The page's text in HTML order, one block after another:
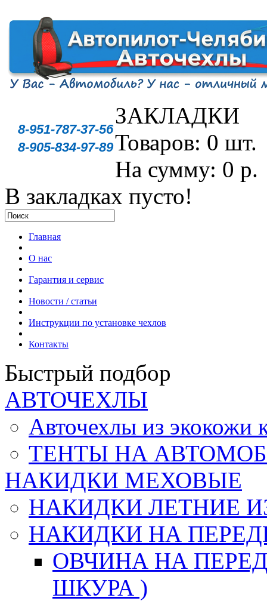
8-951-787-37-56
8-905-834-97-89
ЗАКЛАДКИ
Товаров: 0 шт.
На сумму: 0 р.
В закладках пусто!
Главная
О нас
Гарантия и сервис
Новости / статьи
Инструкции по установке чехлов
Контакты
Быстрый подбор
АВТОЧЕХЛЫ
Авточехлы из
ТЕНТЫ НА
НАКИДКИ МЕХОВЫЕ
НАКИДКИ ЛЕТНИЕ
НАКИДКИ НА
ОВЧИНА НА
ШКУРА )